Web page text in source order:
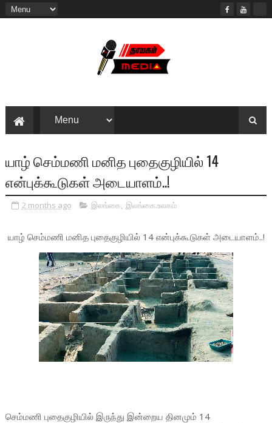
யாழ் செம்மணி மனித புதைகுழியில் 14
என்புக்கூடுகள் அடையாளம்..!
2 months ago இலங்கை, இலங்கை.உலகம்
யாழ் செம்மணி மனித புதைகுழியில் 14 என்புக்கூடுகள் அடையாளம்..!
செம்மணி புதைகுழியில் இருந்து இன்றைய தினமும் 14